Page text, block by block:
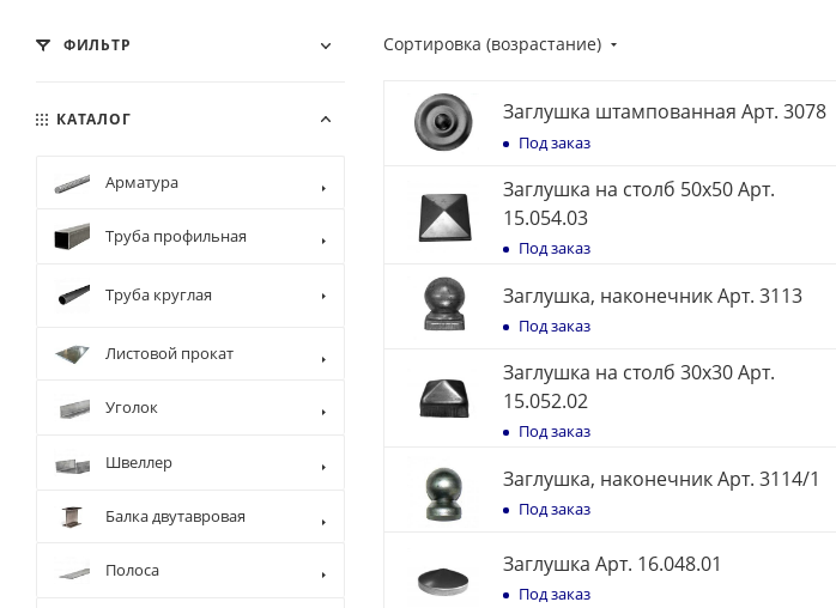
Сортировка (возрастание)
Заглушка штампованная Арт. 3078
Под заказ
Заглушка на столб 50х50 Арт.
15.054.03
Под заказ
Заглушка, наконечник Арт. 3113
Под заказ
Заглушка на столб 30х30 Арт.
15.052.02
Под заказ
Заглушка, наконечник Арт. 3114/1
Под заказ
Заглушка Арт. 16.048.01
Под заказ
ФИЛЬТР
КАТАЛОГ
Арматура
Труба профильная
Труба круглая
Листовой прокат
Уголок
Швеллер
Балка двутавровая
Полоса